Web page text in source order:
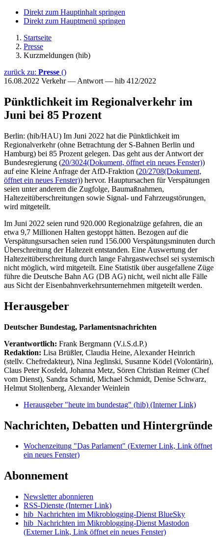
Direkt zum Hauptinhalt springen
Direkt zum Hauptmenü springen
Startseite
Presse
Kurzmeldungen (hib)
zurück zu: Presse ()
16.08.2022 Verkehr — Antwort — hib 412/2022
Pünktlichkeit im Regionalverkehr im
Juni bei 85 Prozent
Berlin: (hib/HAU) Im Juni 2022 hat die Pünktlichkeit im
Regionalverkehr (ohne Betrachtung der S-Bahnen Berlin und
Hamburg) bei 85 Prozent gelegen. Das geht aus der Antwort der
Bundesregierung (20/3024(Dokument, öffnet ein neues Fenster))
auf eine Kleine Anfrage der AfD-Fraktion (20/2708(Dokument,
öffnet ein neues Fenster)) hervor. Hauptursachen für Verspätungen
seien unter anderem die Zugfolge, Baumaßnahmen,
Haltezeitüberschreitungen sowie Signal- und Fahrzeugstörungen,
wird mitgeteilt.
Im Juni 2022 seien rund 920.000 Regionalzüge gefahren, die an
etwa 9,7 Millionen Halten gestoppt hätten. Bezogen auf die
Verspätungsursachen seien rund 156.000 Verspätungsminuten durch
Überschreitung der Haltezeit entstanden. Eine Auswertung der
Haltezeitüberschreitung durch lange Fahrgastwechsel sei systemisch
nicht möglich, wird mitgeteilt. Eine Statistik über ausgefallene Züge
führe die Deutsche Bahn AG (DB AG) nicht, weil nicht alle Fälle
aus Sicht der Eisenbahnverkehrsunternehmen mitgeteilt werden.
Herausgeber
Deutscher Bundestag, Parlamentsnachrichten
Verantwortlich: Frank Bergmann (V.i.S.d.P.)
Redaktion: Lisa Brüßler, Claudia Heine, Alexander Heinrich
(stellv. Chefredakteur), Nina Jeglinski, Susanne Ködel (Volontärin),
Claus Peter Kosfeld, Johanna Metz, Sören Christian Reimer (Chef
vom Dienst), Sandra Schmid, Michael Schmidt, Denise Schwarz,
Helmut Stoltenberg, Alexander Weinlein
Herausgeber "heute im bundestag" (hib) (Interner Link)
Nachrichten, Debatten und Hintergründe
Wochenzeitung "Das Parlament" (Externer Link, Link öffnet
ein neues Fenster)
Abonnement
Newsletter abonnieren
RSS-Dienste (Interner Link)
hib_Nachrichten im Mikroblogging-Dienst BlueSky
hib_Nachrichten im Mikroblogging-Dienst Mastodon
(Externer Link, Link öffnet ein neues Fenster)